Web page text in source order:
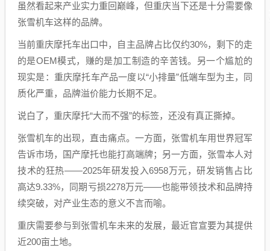
虽然看起来产业实力重回巅峰，但重庆当下还是十分需要像
张雪机车这样的品牌。
当前重庆摩托车出口中，自主品牌占比仅约30%，剩下的走
的是OEM模式，赚的是加工制造的辛苦钱。另一个尴尬的
现实是：重庆摩托车产品一度以“小排量”低端车型为主，同
质化严重，品牌溢价能力长期不足。
说白了，重庆摩托“大而不强”的标签，还没有真正撕掉。
张雪机车的出现，直击痛点。一方面，张雪机车用世界冠军
告诉市场，国产摩托也能打高端牌；另一方面，张雪本人对
技术的狂热——2025年研发投入6958万元，研发销售占比
高达9.33%，同期亏损2278万元——也能带领技术和品牌持
续突破，对产业生态的意义不言而喻。
重庆需要参与到张雪机车未来的发展，最近官宣要为其提供
近200亩土地。